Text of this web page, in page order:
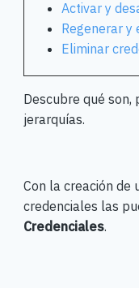
Activar y
Regenerar y
Eliminar
Descubre qué son,
jerarquías.
Con la creación de
credenciales las
Credenciales.